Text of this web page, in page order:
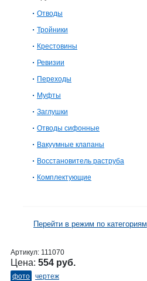
Отводы
Тройники
Крестовины
Ревизии
Переходы
Муфты
Заглушки
Отводы сифонные
Вакуумные клапаны
Восстановитель раструба
Комплектующие
Перейти в режим по категориям
Артикул: 111070
Цена: 554 руб.
фото чертеж